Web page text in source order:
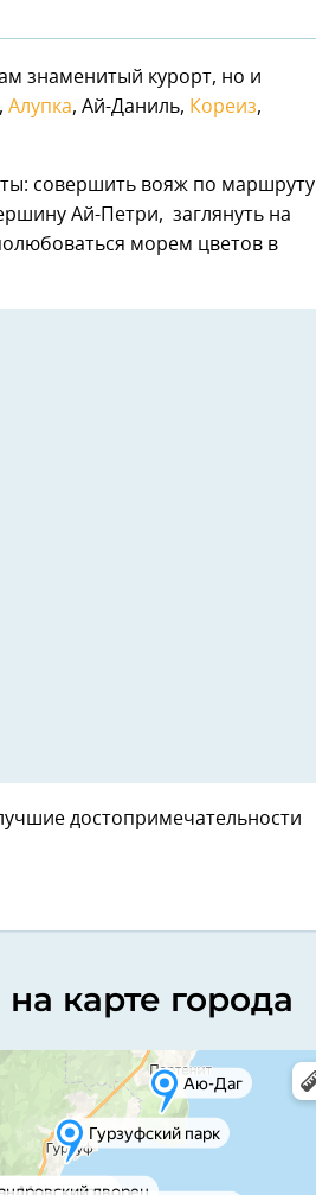
знаменитый курорт, но и
Алупка, Ай-Даниль, Кореиз,
совершить вояж по маршруту
Ай-Петри, заглянуть на
морем цветов в
достопримечательности
карте города